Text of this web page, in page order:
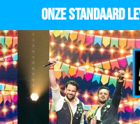
Onze standaard